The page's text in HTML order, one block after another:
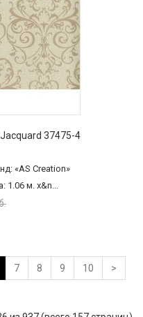
37475-4
«AS Creation»
м. x&n...
7 8 9 10 >